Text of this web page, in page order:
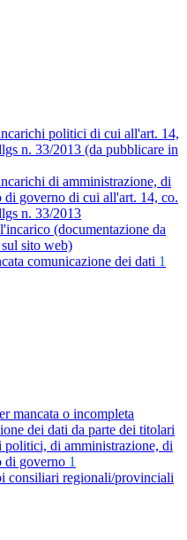
politici di cui all'art. 14,
n. 33/2013 (da pubblicare in
di amministrazione, di
di governo di cui all'art. 14, co.
n. 33/2013
(documentazione da
sito web)
comunicazione dei dati 1
mancata o incompleta
dei dati da parte dei titolari
politici, di amministrazione, di
di governo 1
consiliari regionali/provinciali